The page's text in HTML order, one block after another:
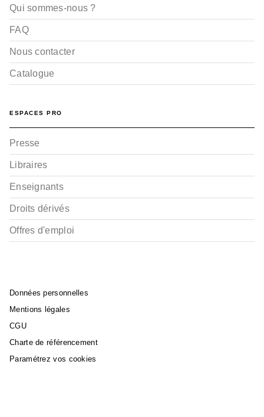
Qui sommes-nous ?
FAQ
Nous contacter
Catalogue
ESPACES PRO
Presse
Libraires
Enseignants
Droits dérivés
Offres d'emploi
Données personnelles
Mentions légales
CGU
Charte de référencement
Paramétrez vos cookies